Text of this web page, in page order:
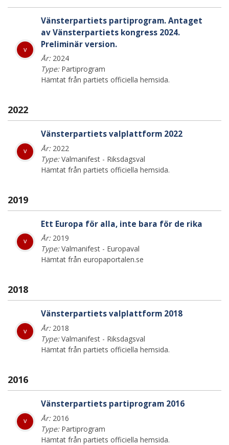
v
Vänsterpartiets partiprogram. Antaget
av Vänsterpartiets kongress 2024.
Preliminär version.
År:2024
Type:Partiprogram
Hämtat från partiets officiella hemsida.
2022
v
Vänsterpartiets valplattform 2022
År:2022
Type:Valmanifest - Riksdagsval
Hämtat från partiets officiella hemsida.
2019
v
Ett Europa för alla, inte bara för de rika
År:2019
Type:Valmanifest - Europaval
Hämtat från europaportalen.se
2018
v
Vänsterpartiets valplattform 2018
År:2018
Type:Valmanifest - Riksdagsval
Hämtat från partiets officiella hemsida.
2016
v
Vänsterpartiets partiprogram 2016
År:2016
Type:Partiprogram
Hämtat från partiets officiella hemsida.